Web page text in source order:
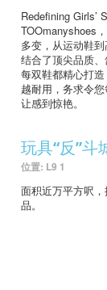
Redefining Girls’
TOOmanyshoes
多变，从运动鞋
结合了顶尖品质、
每双鞋都精心打
越耐用，务求令
让感到惊艳。
玩具“反”斗
位置: L9 1
面积近万平方呎
品。